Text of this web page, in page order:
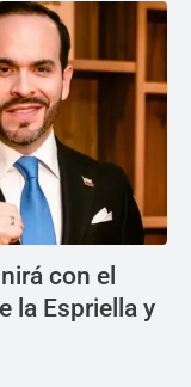
con el
la Espriella y